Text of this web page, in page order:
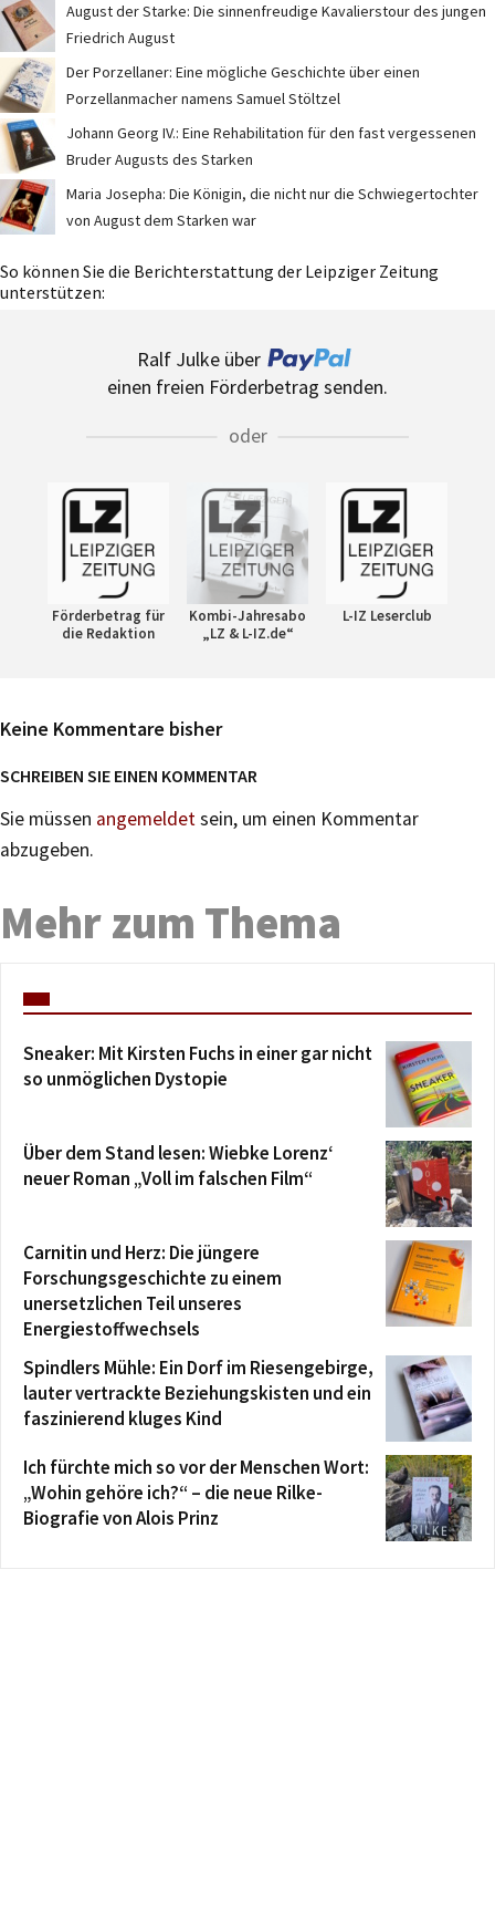
August der Starke: Die sinnenfreudige Kavalierstour des jungen
Friedrich August
Der Porzellaner: Eine mögliche Geschichte über einen
Porzellanmacher namens Samuel Stöltzel
Johann Georg IV.: Eine Rehabilitation für den fast vergessenen
Bruder Augusts des Starken
Maria Josepha: Die Königin, die nicht nur die Schwiegertochter
von August dem Starken war
So können Sie die Berichterstattung der Leipziger Zeitung
unterstützen:
Ralf Julke über
einen freien Förderbetrag senden.
oder
Förderbetrag für
die Redaktion
Kombi-Jahresabo
„LZ & L-IZ.de“
L-IZ Leserclub
Keine Kommentare bisher
SCHREIBEN SIE EINEN KOMMENTAR
Sie müssen angemeldetsein, um einen Kommentar
abzugeben.
Mehr zum Thema
Sneaker: Mit Kirsten Fuchs in einer gar nicht
so unmöglichen Dystopie
Über dem Stand lesen: Wiebke Lorenz‘
neuer Roman „Voll im falschen Film“
Carnitin und Herz: Die jüngere
Forschungsgeschichte zu einem
unersetzlichen Teil unseres
Energiestoffwechsels
Spindlers Mühle: Ein Dorf im Riesengebirge,
lauter vertrackte Beziehungskisten und ein
faszinierend kluges Kind
Ich fürchte mich so vor der Menschen Wort:
„Wohin gehöre ich?“ – die neue Rilke-
Biografie von Alois Prinz